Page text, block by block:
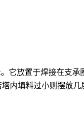
放置于焊接在支承
内填料过小则摆放